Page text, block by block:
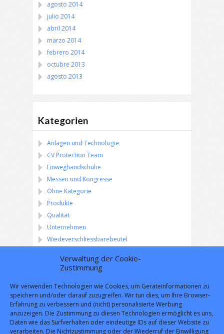
Verwaltung der Cookie-
Zustimmung
Wir verwenden Technologien wie Cookies, um Geräteinformationen zu
speichern und/oder darauf zuzugreifen. Wir tun dies, um Ihre Browser-
Erfahrung zu verbessern und (nicht) personalisierte Werbung
anzuzeigen. Die Zustimmung zu diesen Technologien ermöglicht es uns,
Daten wie das Surfverhalten oder eindeutige IDs auf dieser Website zu
verarbeiten. Die Nichtzustimmung oder der Wiederruf der Einwilligung
agosto 2014
julio 2014
abril 2014
marzo 2014
febrero 2014
octubre 2013
agosto 2013
Kategorien
Anlagen und Technologie
CV Protection Team
Einweghandschuhe
Messen und Kongresse
Ohne Kategorie
Produkte
Qualität
Unternehmen
Wiedeverschliessbarebeutel
Versandbedingungen